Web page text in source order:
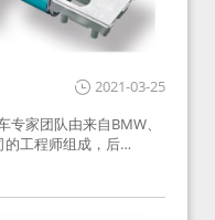
2021-03-25
专家团队由来自BMW、
工程师组成，后
2010年并入
用于车载收音机天线连
准的射频连接器，被业